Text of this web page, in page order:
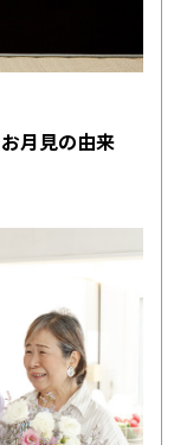
月見の由来